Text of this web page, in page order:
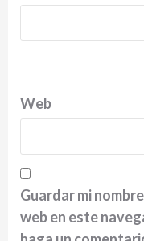
Web
Guardar mi
web en este